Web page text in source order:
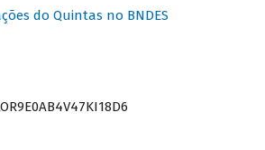
do Quintas no BNDES